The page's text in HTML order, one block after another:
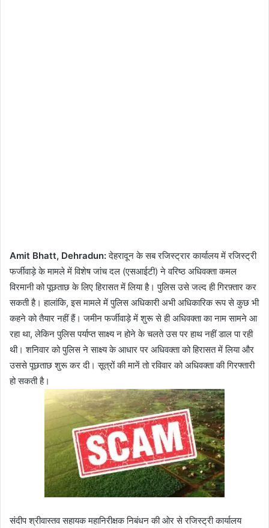
Amit Bhatt, Dehradun:देहरादून के सब रजिस्ट्रार कार्यालय में रजिस्ट्री
फर्जीवाड़े के मामले में विशेष जांच दल (एसआईटी) ने वरिष्ठ अधिवक्ता कमल
विरमानी को पूछताछ के लिए हिरासत में लिया है। पुलिस उसे जल्द ही गिरफ़्तार कर
सकती है। हालांकि, इस मामले में पुलिस अधिकारी अभी अधिकारिक रूप से कुछ भी
कहने को तैयार नहीं हैं। जमीन फर्जीवाड़े में शुरू से ही अधिवक्ता का नाम सामने आ
रहा था, लेकिन पुलिस पर्याप्त साक्ष्य न होने के चलते उस पर हाथ नहीं डाल पा रही
थी। शनिवार को पुलिस ने साक्ष्य के आधार पर अधिवक्ता को हिरासत में लिया और
उससे पूछताछ शुरू कर दी। सूत्रों की मानें तो रविवार को अधिवक्ता की गिरफ्तारी
हो सकती है।
संदीप श्रीवास्तव सहायक महानिरीक्षक निबंधन की ओर से रजिस्ट्री कार्यालय